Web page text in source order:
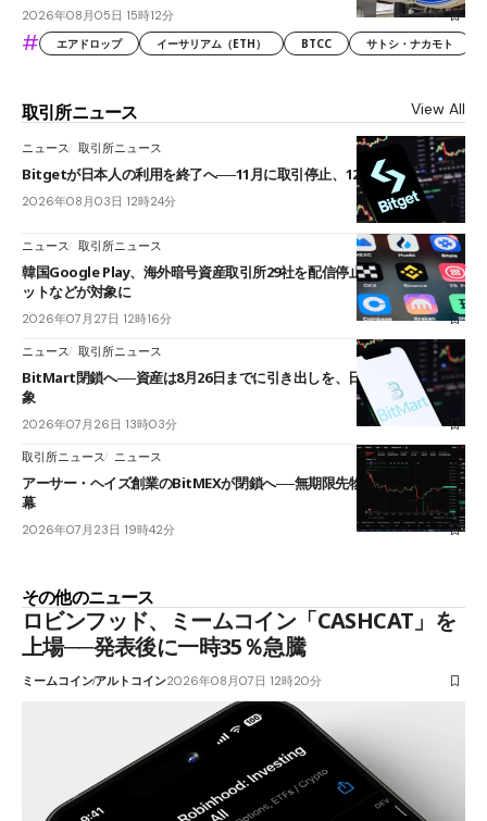
2026年08月05日 15時12分
# エアドロップ イーサリアム（ETH） BTCC サトシ・ナカモト
取引所ニュース View All
ニュース 取引所ニュース
Bitgetが日本人の利用を終了へ──11月に取引停止、12月末に強制決済
2026年08月03日 12時24分
ニュース 取引所ニュース
韓国Google Play、海外暗号資産取引所29社を配信停止──OKXやバイビ
ットなどが対象に
2026年07月27日 12時16分
ニュース 取引所ニュース
BitMart閉鎖へ──資産は8月26日までに引き出しを、日本人利用者も対
象
2026年07月26日 13時03分
取引所ニュース ニュース
アーサー・ヘイズ創業のBitMEXが閉鎖へ──無期限先物を生んだ11年に
幕
2026年07月23日 19時42分
その他のニュース
ロビンフッド、ミームコイン「CASHCAT」を
上場──発表後に一時35％急騰
ミームコインアルトコイン2026年08月07日 12時20分